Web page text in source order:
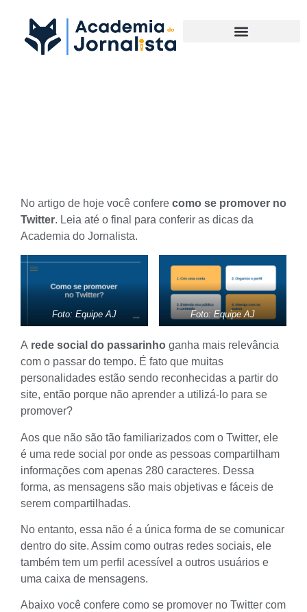
No artigo de hoje você confere como se promover no
Twitter. Leia até o final para conferir as dicas da
Academia do Jornalista.
Foto: Equipe AJ Foto: Equipe AJ
A rede social do passarinho ganha mais relevância
com o passar do tempo. É fato que muitas
personalidades estão sendo reconhecidas a partir do
site, então porque não aprender a utilizá-lo para se
promover?
Aos que não são tão familiarizados com o Twitter, ele
é uma rede social por onde as pessoas compartilham
informações com apenas 280 caracteres. Dessa
forma, as mensagens são mais objetivas e fáceis de
serem compartilhadas.
No entanto, essa não é a única forma de se comunicar
dentro do site. Assim como outras redes sociais, ele
também tem um perfil acessível a outros usuários e
uma caixa de mensagens.
Abaixo você confere como se promover no Twitter com